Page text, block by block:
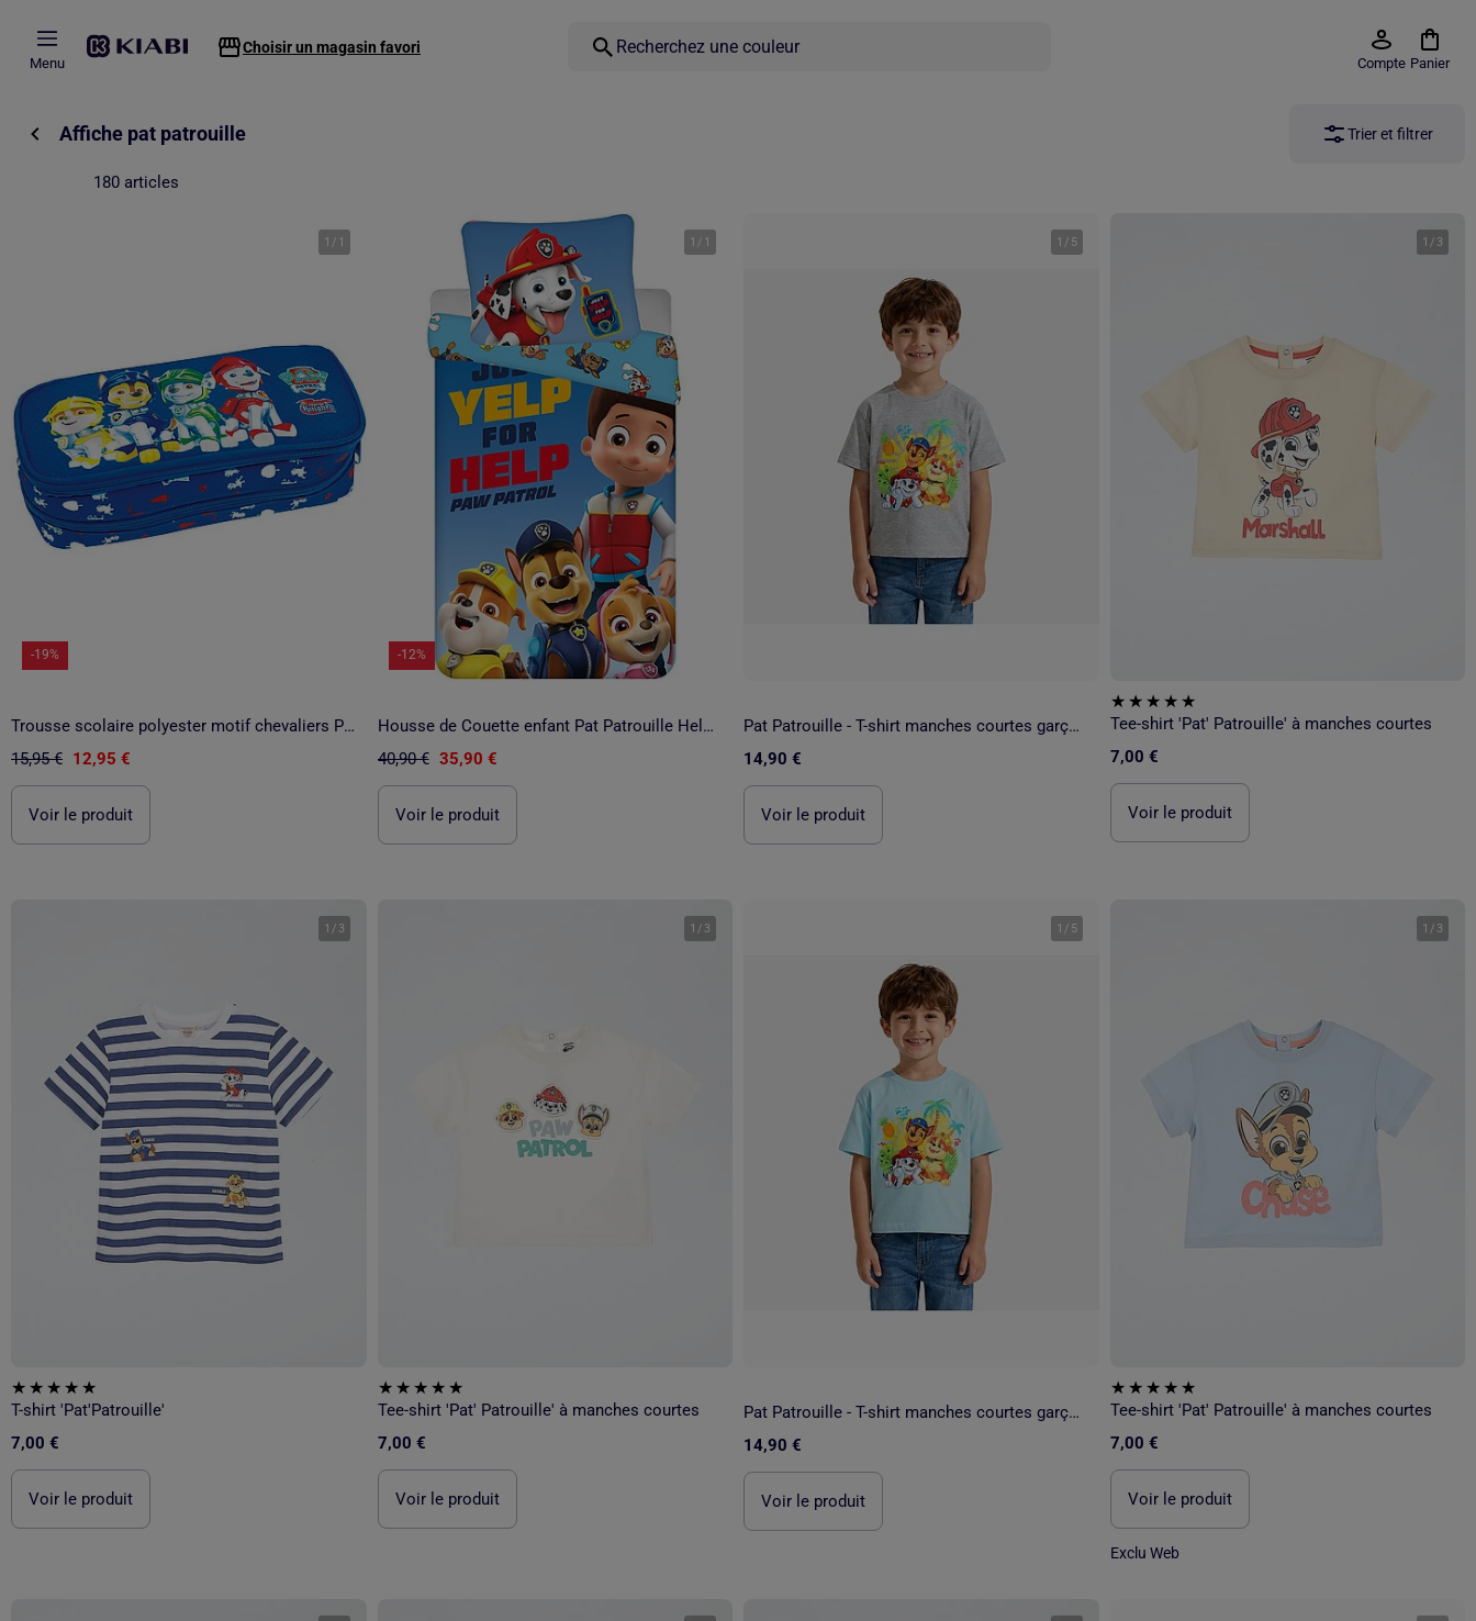
Menu
Choisir un magasin favori
Compte Panier
Affiche pat patrouille Trier et filtrer
180 articles
1 / 1
-19%
Trousse scolaire polyester motif chevaliers Pat Patrouille
15,95 € 12,95 €
Voir le produit
1 / 1
-12%
Housse de Couette enfant Pat Patrouille Help 140x200 cm + taie - Parure de lit en coton
40,90 € 35,90 €
Voir le produit
1 / 5
Pat Patrouille - T-shirt manches courtes garçon avec personnage
14,90 €
Voir le produit
1 / 3
Tee-shirt 'Pat' Patrouille' à manches courtes
7,00 €
Voir le produit
1 / 3
T-shirt 'Pat'Patrouille'
7,00 €
Voir le produit
1 / 3
Tee-shirt 'Pat' Patrouille' à manches courtes
7,00 €
Voir le produit
1 / 5
Pat Patrouille - T-shirt manches courtes garçon avec personnage
14,90 €
Voir le produit
1 / 3
Tee-shirt 'Pat' Patrouille' à manches courtes
7,00 €
Voir le produit
Exclu Web